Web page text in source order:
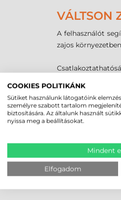
VÁLTSON
A felhasználót
zajos
könnyedén
Datalogic
COOKIES POLITIKÁNK
Sütiket használunk látogatóink
személyre szabott tartalom
biztosítására. Az általunk használt
nyissa meg a beállításokat.
Mindent
Elfogadom